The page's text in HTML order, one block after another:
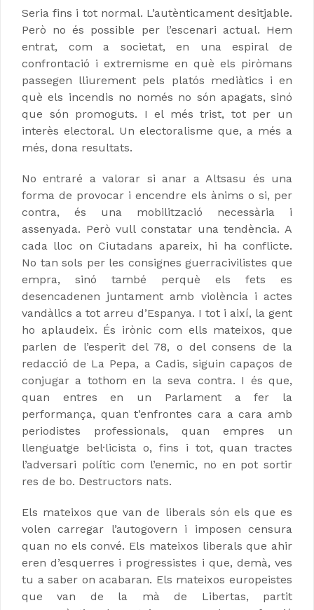
Seria fins i tot normal. L’autènticament desitjable.
Però no és possible per l’escenari actual. Hem
entrat, com a societat, en una espiral de
confrontació i extremisme en què els piròmans
passegen lliurement pels platós mediàtics i en
què els incendis no només no són apagats, sinó
que són promoguts. I el més trist, tot per un
interès electoral. Un electoralisme que, a més a
més, dona resultats.
No entraré a valorar si anar a Altsasu és una
forma de provocar i encendre els ànims o si, per
contra, és una mobilització necessària i
assenyada. Però vull constatar una tendència. A
cada lloc on Ciutadans apareix, hi ha conflicte.
No tan sols per les consignes guerracivilistes que
empra, sinó també perquè els fets es
desencadenen juntament amb violència i actes
vandàlics a tot arreu d’Espanya. I tot i així, la gent
ho aplaudeix. És irònic com ells mateixos, que
parlen de l’esperit del 78, o del consens de la
redacció de La Pepa, a Cadis, siguin capaços de
conjugar a tothom en la seva contra. I és que,
quan entres en un Parlament a fer la
performança, quan t’enfrontes cara a cara amb
periodistes professionals, quan empres un
llenguatge bel·licista o, fins i tot, quan tractes
l’adversari polític com l’enemic, no en pot sortir
res de bo. Destructors nats.
Els mateixos que van de liberals són els que es
volen carregar l’autogovern i imposen censura
quan no els convé. Els mateixos liberals que ahir
eren d’esquerres i progressistes i que, demà, ves
tu a saber on acabaran. Els mateixos europeistes
que van de la mà de Libertas, partit